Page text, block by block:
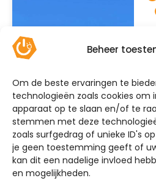
Beheer
Om de beste ervaringen te
technologieën zoals cookies om
apparaat op te slaan en/of te
stemmen met deze
zoals surfgedrag of unieke ID's
je geen toestemming geeft of
kan dit een nadelige invloed
en mogelijkheden.